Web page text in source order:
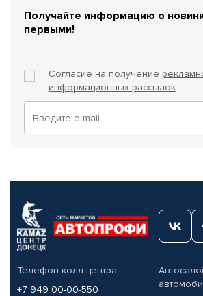
Получайте информацию о
первыми!
Согласие на получение
информационных рассылок
Телефон колл-центра
+7 949 00-00-550